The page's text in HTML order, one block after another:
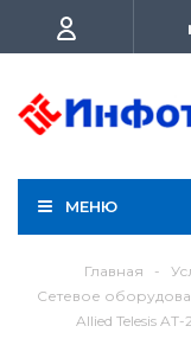
МЕНЮ
Главная -
Сетевое
Allied Telesis AT-